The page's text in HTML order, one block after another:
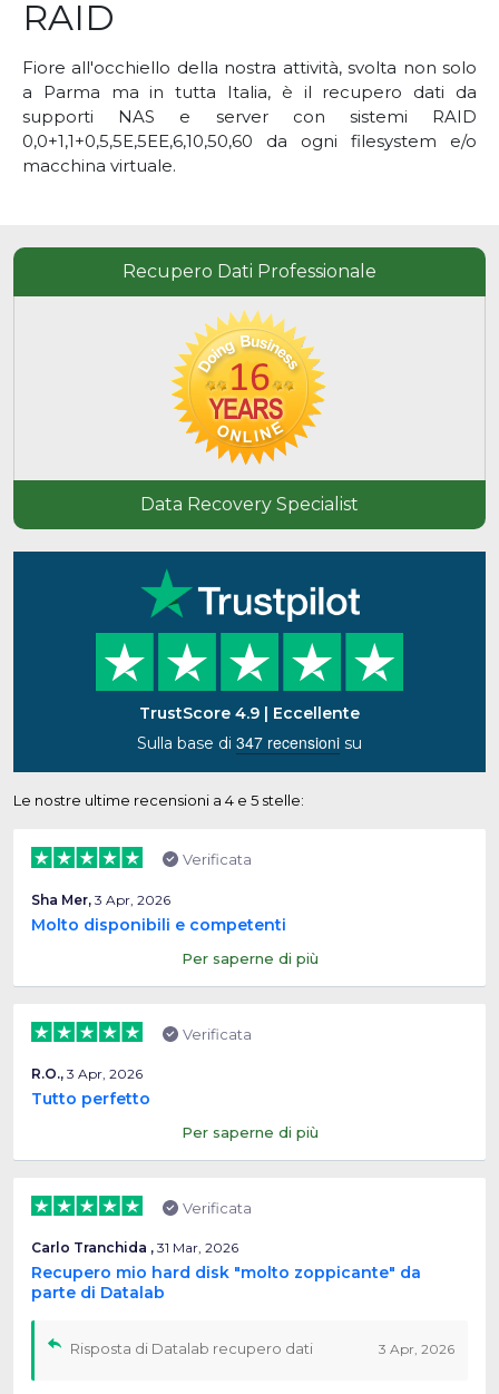
RAID
Fiore all'occhiello della nostra attività, svolta non solo
a Parma ma in tutta Italia, è il recupero dati da
supporti NAS e server con sistemi RAID
0,0+1,1+0,5,5E,5EE,6,10,50,60 da ogni filesystem e/o
macchina virtuale.
Recupero Dati Professionale
Data Recovery Specialist
TrustScore 4.9 | Eccellente
Sulla base di 347 recensioni su
Le nostre ultime recensioni a 4 e 5 stelle:
Verificata
Sha Mer, 3 Apr, 2026
Molto disponibili e competenti
Per saperne di più
Verificata
R.O., 3 Apr, 2026
Tutto perfetto
Per saperne di più
Verificata
Carlo Tranchida , 31 Mar, 2026
Recupero mio hard disk "molto zoppicante" da
parte di Datalab
Risposta di Datalab recupero dati 3 Apr, 2026